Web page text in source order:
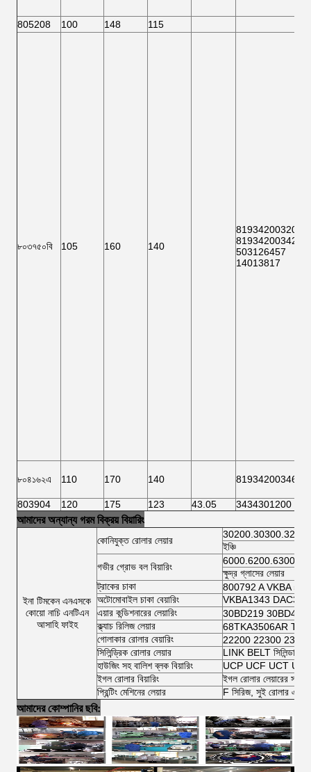
805208 100 148 115
৮০৩৭৫০বি 105 160 140
81934200320
81934200342
503126457
14013817
৮০৪১৬২এ 110 170 140 81934200346
803904 120 175 123 43.05 3434301200
আমাদের অন্যান্য গরম বিক্রয় বিয়ারিং
ইনা টিমকেন এনএসকে
কোয়ো নাচি এনটিএন
আসাহি ফাইহ
কোনিযুক্ত রোলার লেয়ার
ইঞ্চি
গভীর গ্রোভ বল বিয়ারিং
ক্ষুদ্র গ্লাসের লেয়ার
ট্রাকের চাকা
800792 A VKBA
অটোমোবাইল চাকা বেয়ারিং
VKBA1343
এয়ার কন্ডিশনারের লেয়ারিং
30BD219 30BD40
ক্ল্যাচ রিলিজ লেয়ার
68TKA3506AR
গোলাকার রোলার বেয়ারিং
22200 22300
সিলিন্ড্রিক রোলার লেয়ার
LINK BELT সিলিন্ডারিক
হাউজিং সহ বালিশ ব্লক বিয়ারিং
UCP UCF UCT
ইগল রোলার বিয়ারিং
ইগল রোলার লেয়ারের
প্রিন্টিং মেশিনের লেয়ার
F সিরিজ, সুই রোলার এবং
আমাদের কোম্পানির ছবি: